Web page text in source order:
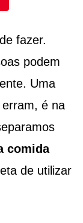
fazer.
podem
Uma
é na
comida
de utilizar